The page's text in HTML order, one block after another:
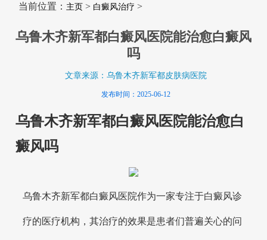
当前位置： 主页> 白癜风治疗 >
乌鲁木齐新军都白癜风医院能治愈白癜风
吗
文章来源：乌鲁木齐新军都皮肤病医院
发布时间：2025-06-12
乌鲁木齐新军都白癜风医院能治愈白
癜风吗
乌鲁木齐新军都白癜风医院作为一家专注于白癜风诊
疗的医疗机构，其治疗的效果是患者们普遍关心的问